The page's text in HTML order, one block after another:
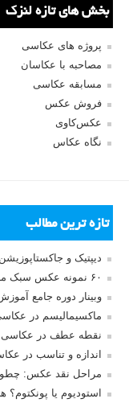
بخش های تازه لنزک
پروژه های عکاسی
مصاحبه با عکاسان
مسابقه عکاسی
فروش عکس
عکس‌کاوی
نگاه عکاس
تازه ترین مطالب
دیپتیک و
۶۰ نمونه عکس سبک ماکسیمالیسم
وبینار دوره جامع
ماکسیمالیسم در
نقطه عطف در عکاسی
اندازه و تناسب در
مراحل نقد عکس:
استودیوم یا